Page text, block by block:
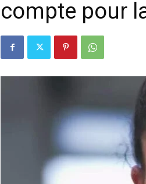
compte pour